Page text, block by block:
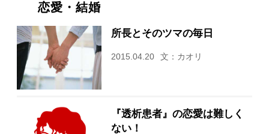
恋愛・結婚
所長とそのツマの毎日
2015.04.20 文：カオリ
『透析患者』の恋愛は難しく
ない！